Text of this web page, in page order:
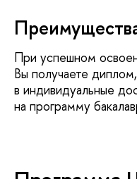
При успешном
ы получаете
индивидуальные
на программу